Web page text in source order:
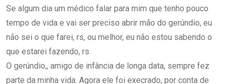
Se algum dia um médico falar para mim que tenho pouco
tempo de vida e vai ser preciso abrir mão do gerúndio, eu
não sei o que farei, rs, ou melhor, eu não estou sabendo o
que estarei fazendo, rs.
O gerúndio,, amigo de infância de longa data, sempre fez
parte da minha vida. Agora ele foi execrado, por conta de